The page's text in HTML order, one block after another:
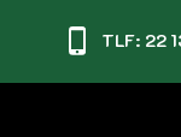
TLF: 22